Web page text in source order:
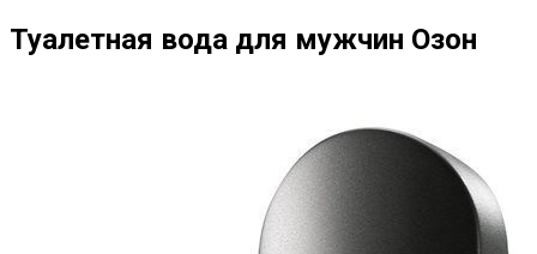
Туалетная вода для мужчин Озон